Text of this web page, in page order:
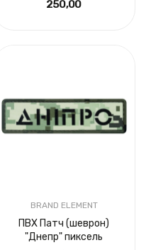
250,00 ₴
BRAND ELEMENT
ПВХ Патч (шеврон)
"Днепр" пиксель